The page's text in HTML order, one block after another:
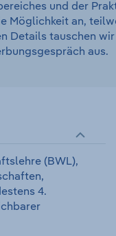
und der
Möglichkeit an,
Details tauschen
aus.
(BWL),
4.